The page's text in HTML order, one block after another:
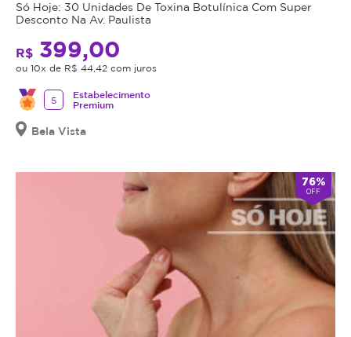
Só Hoje: 30 Unidades De Toxina Botulínica Com Super
Desconto Na Av. Paulista
R$ 399,00
ou 10x de R$ 44,42 com juros
5
Estabelecimento
Premium
Bela Vista
76%
OFF